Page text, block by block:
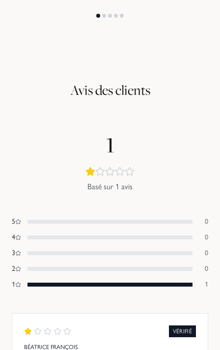
Avis des clients
1
Basé sur 1 avis
5
0
4
0
3
0
2
0
1
1
VÉRIFIÉ
BÉATRICE FRANÇOIS